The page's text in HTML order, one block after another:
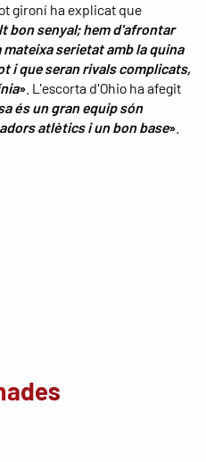
gironí ha explicat que
bon senyal; hem d'afrontar
serietat amb la quina
i que seran rivals complicats,
» . L'escorta d'Ohio ha afegit
és un gran equip són
atlètics i un bon base»